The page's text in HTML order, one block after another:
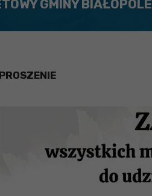
GMINY BIAŁOPOLE